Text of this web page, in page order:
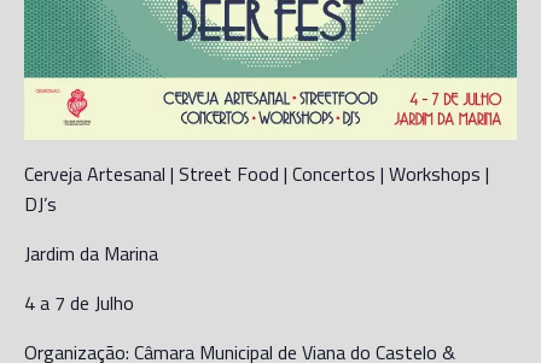
Cerveja Artesanal | Street Food | Concertos | Workshops |
DJ’s
Jardim da Marina
4 a 7 de Julho
Organização: Câmara Municipal de Viana do Castelo &